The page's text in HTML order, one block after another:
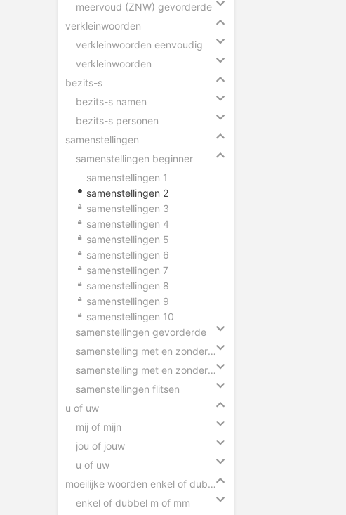
meervoud (ZNW) gevorderde
verkleinwoorden
verkleinwoorden eenvoudig
verkleinwoorden
bezits-s
bezits-s namen
bezits-s personen
samenstellingen
samenstellingen beginner
samenstellingen 1
samenstellingen 2
samenstellingen 3
samenstellingen 4
samenstellingen 5
samenstellingen 6
samenstellingen 7
samenstellingen 8
samenstellingen 9
samenstellingen 10
samenstellingen gevorderde
samenstelling met en zonder tussen-s
samenstelling met en zonder koppelteken
samenstellingen flitsen
u of uw
mij of mijn
jou of jouw
u of uw
moeilijke woorden enkel of dubbel
enkel of dubbel m of mm